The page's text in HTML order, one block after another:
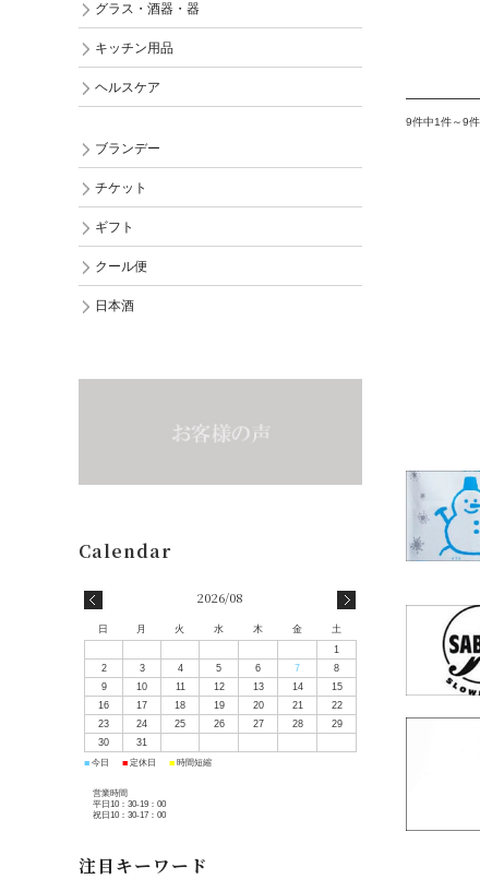
9件中1件～9
グラス・酒器・器
キッチン用品
ヘルスケア
ブランデー
チケット
ギフト
クール便
日本酒
2026/08
日 月 火 水 木 金
土
1
2
3 4 5 6 7
8
9
10 11 12 13 14
15
16
17 18 19 20 21
22
23
24 25 26 27 28
29
30
31
■ 今日 ■ 定休日 ■ 時間短縮
営業時間
平日10：30-19：00
祝日10：30-17：00
注目キーワード